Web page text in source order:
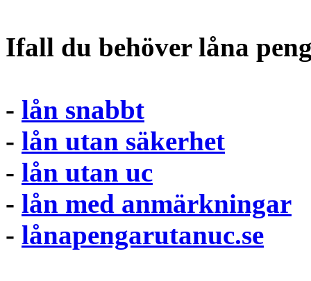
Ifall du behöver låna
- lån snabbt
- lån utan säkerhet
- lån utan uc
- lån med anmärkningar
- lånapengarutanuc.se